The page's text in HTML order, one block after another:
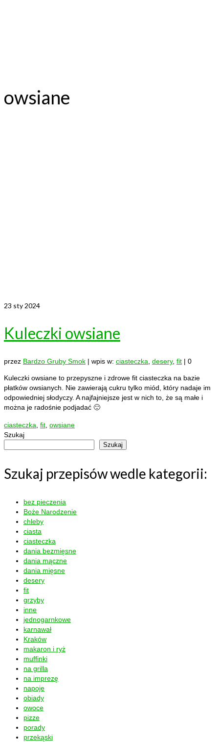
owsiane
23 sty 2024
Kuleczki owsiane
przez Bardzo Gruby Smok | wpis w: ciasteczka desery, fit | 0
Kuleczki owsiane to przepyszne i zdrowe fit ciasteczka na bazie
płatków owsianych. Nie zawierają cukru tylko miód, który nadaje im
odpowiedniej słodyczy. A najfajniejsze jest w nich to, że są małe i
można je radośnie podjadać 🙂
ciasteczka fit owsiane
Szukaj
Szukaj
Szukaj przepisów wedle kategorii:
bez pieczenia
Boże Narodzenie
chleby
ciasta
ciasteczka
dania bezmięsne
dania mączne
dania mięsne
desery
fit
grzyby
inne
jednogarnkowe
karnawał
Kraków
makaron i ryż
muffinki
na grilla
na imprezę
napoje
obiady
owoce
pizze
porady
przekąski